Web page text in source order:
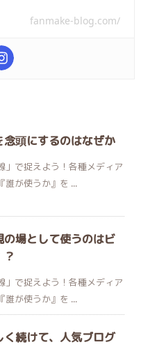
fanmake-blog.com/
念頭にするのはなぜか
」で捉えよう！各種メディア
誰が使うか』を ...
の場として使うのはビ
」で捉えよう！各種メディア
誰が使うか』を ...
く続けて、人気ブログ